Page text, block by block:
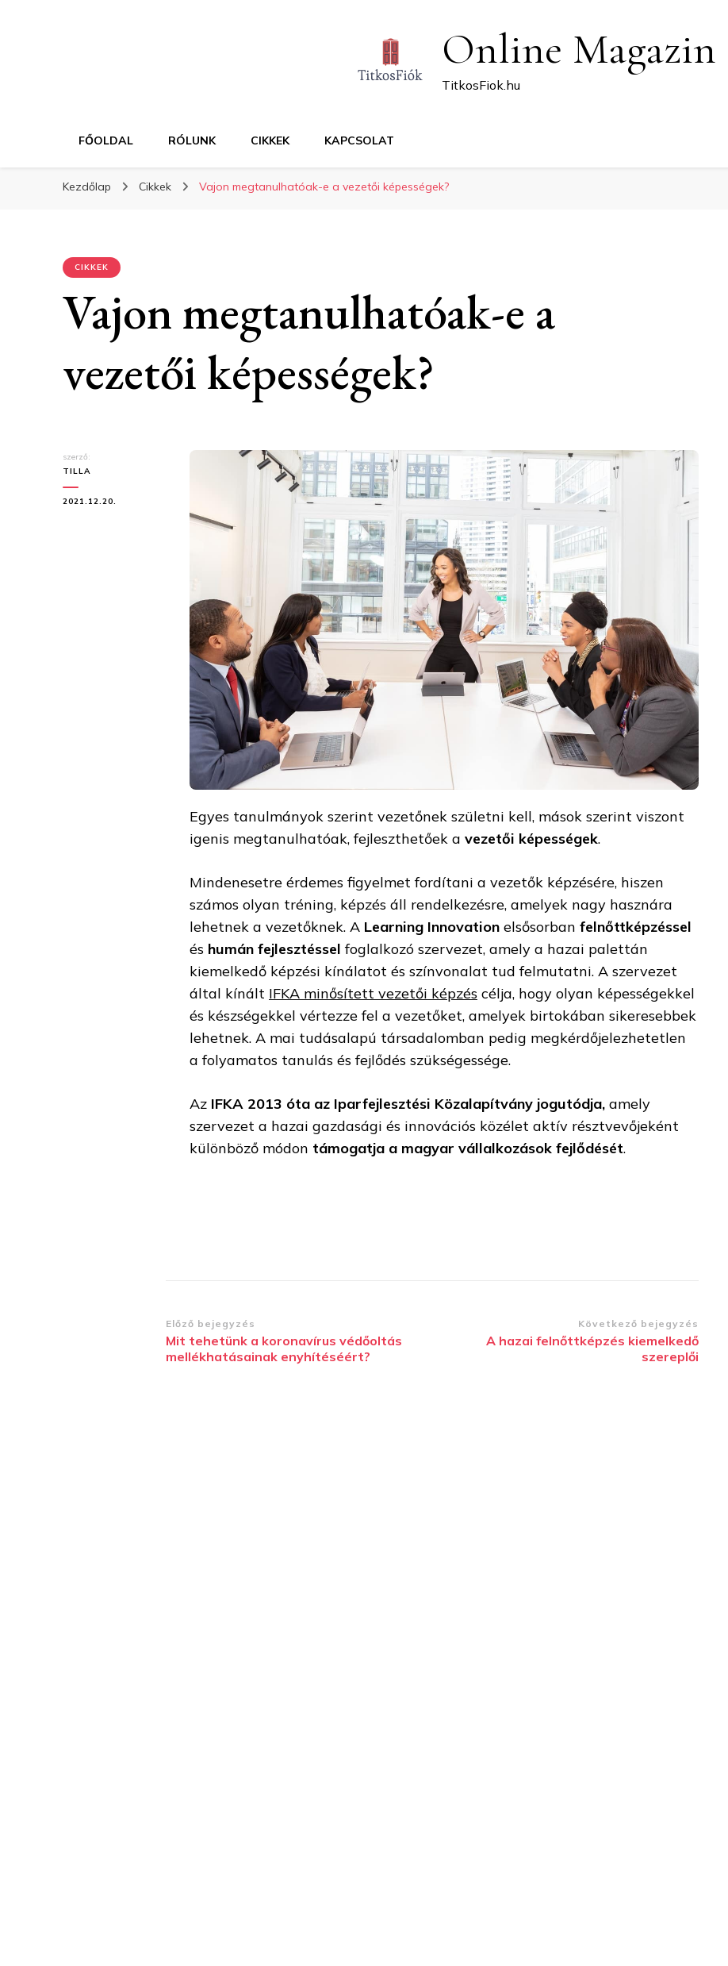
Online Magazin
TitkosFiok.hu
FŐOLDAL RÓLUNK CIKKEK KAPCSOLAT
Kezdőlap Cikkek Vajon megtanulhatóak-e a vezetői képességek?
CIKKEK
Vajon megtanulhatóak-e a
vezetői képességek?
szerző:
TILLA
2021.12.20.
Egyes tanulmányok szerint vezetőnek születni kell, mások szerint viszont
igenis megtanulhatóak, fejleszthetőek a vezetői képességek.
Mindenesetre érdemes figyelmet fordítani a vezetők képzésére, hiszen
számos olyan tréning, képzés áll rendelkezésre, amelyek nagy hasznára
lehetnek a vezetőknek. A Learning Innovation elsősorban felnőttképzéssel
és humán fejlesztésselfoglalkozó szervezet, amely a hazai palettán
kiemelkedő képzési kínálatot és színvonalat tud felmutatni. A szervezet
által kínált IFKA minősített vezetői képzés célja, hogy olyan képességekkel
és készségekkel vértezze fel a vezetőket, amelyek birtokában sikeresebbek
lehetnek. A mai tudásalapú társadalomban pedig megkérdőjelezhetetlen
a folyamatos tanulás és fejlődés szükségessége.
Az IFKA 2013 óta az Iparfejlesztési Közalapítvány jogutódja, amely
szervezet a hazai gazdasági és innovációs közélet aktív résztvevőjeként
különböző módon támogatja a magyar vállalkozások fejlődését.
Bejegyzések
navigációja
Előző bejegyzés
Mit tehetünk a koronavírus védőoltás
mellékhatásainak enyhítéséért?
Következő bejegyzés
A hazai felnőttképzés kiemelkedő
szereplői